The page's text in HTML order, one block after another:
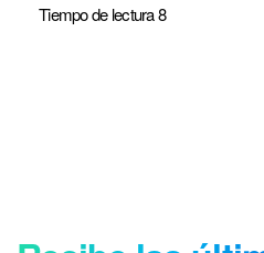
Tiempo de lectura 8